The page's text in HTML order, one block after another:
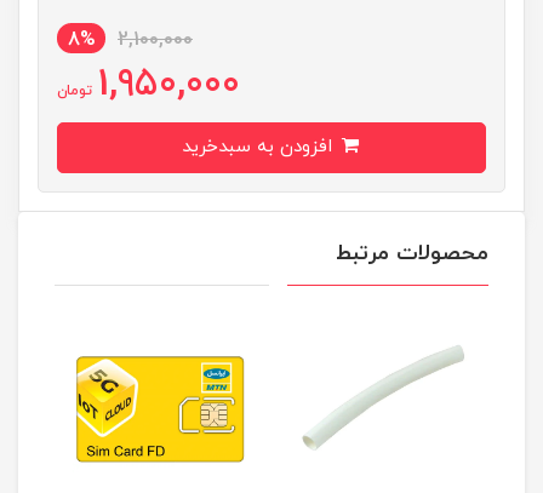
2,100,000
8%
1,950,000 تومان
محصولات مرتبط